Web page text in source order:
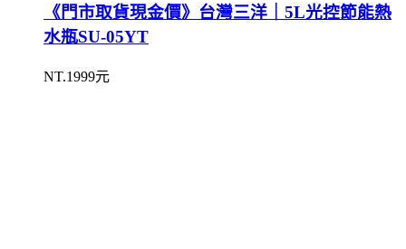
《門市取貨現金價》台灣三洋｜5L光控節能熱
水瓶SU-05YT
NT.1999元